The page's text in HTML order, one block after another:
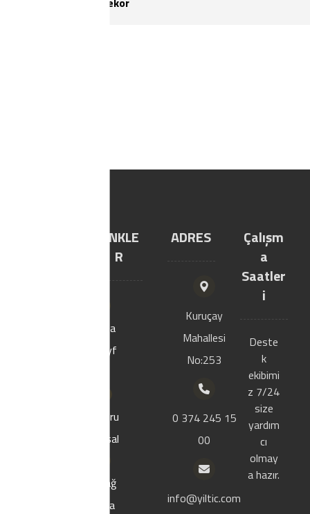
LİNKLE
R
Ana
sayf
Kuru
msal
Mağ
aza
ADRES
Kuruçay
Mahallesi
No:253
0 374 245 15
00
info@yiltic.com
Çalışm
a
Saatler
i
Deste
k
ekibimi
z 7/24
size
yardım
cı
olmay
a hazır.